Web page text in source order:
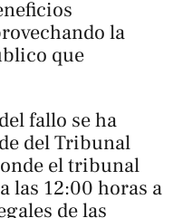
la
que
fallo se ha
del Tribunal
el tribunal
las 12:00 horas a
de las